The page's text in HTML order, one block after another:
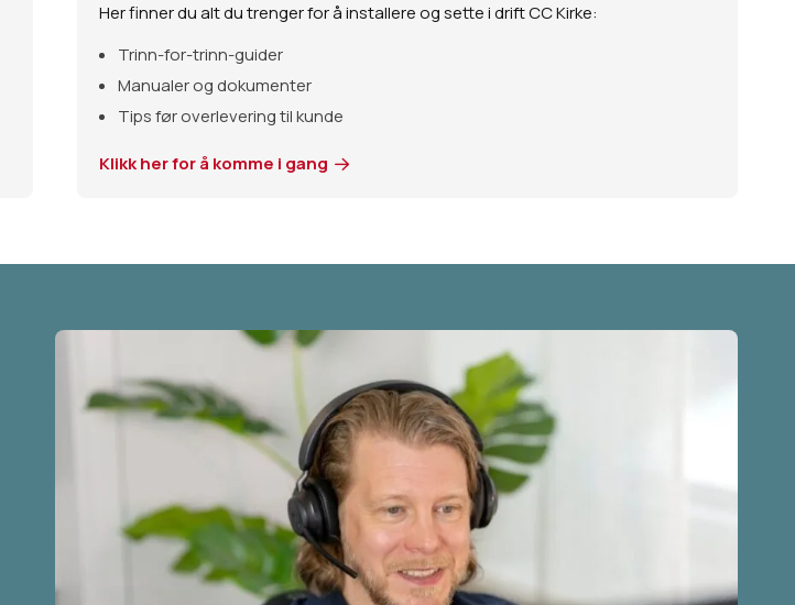
Her finner du alt du trenger for å installere og sette i drift CC Kirke:
Trinn-for-trinn-guider
Manualer og dokumenter
Tips før overlevering til kunde
Klikk her for å komme i gang